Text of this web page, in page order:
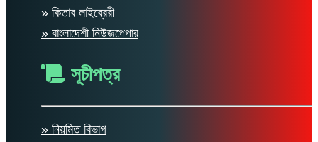
» কিতাব লাইব্রেরী
» বাংলাদেশী নিউজপেপার
সূচীপত্র
» নিয়মিত বিভাগ